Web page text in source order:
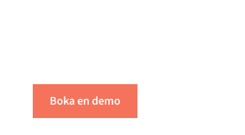
Boka en demo